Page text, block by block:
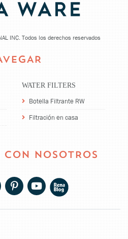
INC. Todos los derechos reservados
WATER FILTERS
Botella Filtrante RW
Filtración en casa
CON NOSOTROS